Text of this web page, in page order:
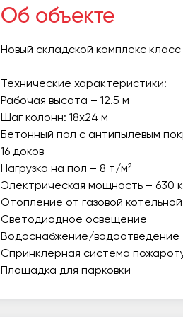
Об объекте
Новый складской комплекс
Технические характеристики:
Рабочая высота – 12.5 м
Шаг колонн: 18х24 м
Бетонный пол с антипылевым
16 доков
Нагрузка на пол – 8 т/м²
Электрическая мощность – 630
Отопление от газовой котельной
Светодиодное освещение
Водоснабжение/водоотведение
Спринклерная система
Площадка для парковки